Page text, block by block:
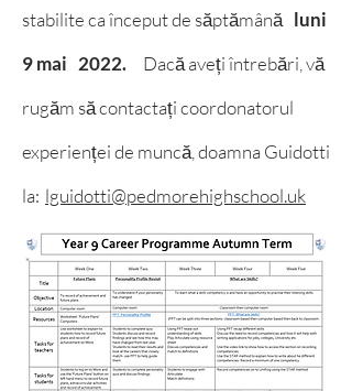
stabilite ca început de săptămână luni
9 mai 2022.
Dacă aveți întrebări, vă
rugăm să contactați coordonatorul
experienței de muncă, doamna Guidotti
la: lguidotti@pedmorehighschool.uk